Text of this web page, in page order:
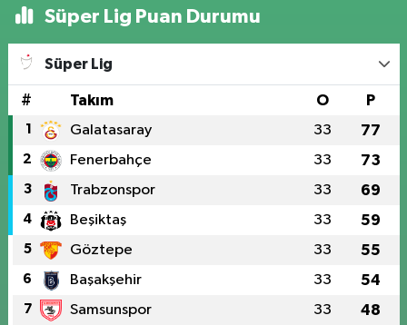
Süper Lig Puan Durumu
Süper Lig
# Takım O P
1 Galatasaray 33 77
2 Fenerbahçe 33 73
3 Trabzonspor 33 69
4 Beşiktaş 33 59
5 Göztepe 33 55
6 Başakşehir 33 54
7 Samsunspor 33 48